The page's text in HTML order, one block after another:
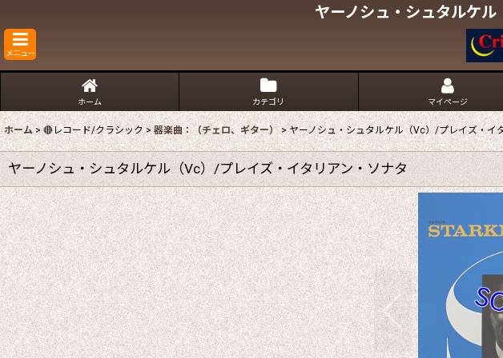
ヤーノシュ・シュタルケ
メニュー
ホーム カテゴリ マイページ
ホーム > 🔴レコード/クラシック > 器楽曲：（チェロ、ギター） > ヤーノシュ・シュタルケル（Vc）/プレイズ・イ
ヤーノシュ・シュタルケル（Vc）/プレイズ・イタリアン・ソナタ